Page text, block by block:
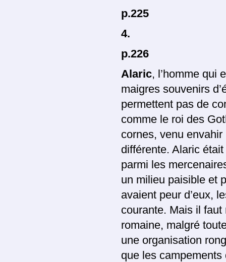
p.225
4.
p.226
Alaric, l’homme qui
maigres souvenirs
permettent pas de
comme le roi des
cornes, venu envahir
différente. Alaric
parmi les
un milieu paisible et
avaient peur d’eux,
courante. Mais il faut
romaine, malgré
une organisation
que les